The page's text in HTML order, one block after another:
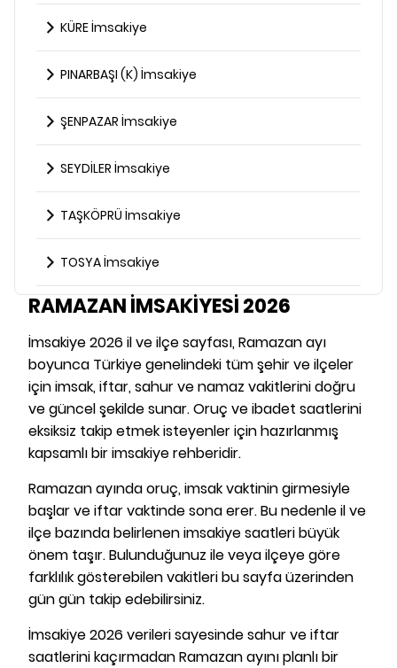
KÜRE İmsakiye
PINARBAŞI (K) İmsakiye
ŞENPAZAR İmsakiye
SEYDİLER İmsakiye
TAŞKÖPRÜ İmsakiye
TOSYA İmsakiye
RAMAZAN İMSAKİYESİ 2026
İmsakiye 2026 il ve ilçe sayfası, Ramazan ayı
boyunca Türkiye genelindeki tüm şehir ve ilçeler
için imsak, iftar, sahur ve namaz vakitlerini doğru
ve güncel şekilde sunar. Oruç ve ibadet saatlerini
eksiksiz takip etmek isteyenler için hazırlanmış
kapsamlı bir imsakiye rehberidir.
Ramazan ayında oruç, imsak vaktinin girmesiyle
başlar ve iftar vaktinde sona erer. Bu nedenle il ve
ilçe bazında belirlenen imsakiye saatleri büyük
önem taşır. Bulunduğunuz ile veya ilçeye göre
farklılık gösterebilen vakitleri bu sayfa üzerinden
gün gün takip edebilirsiniz.
İmsakiye 2026 verileri sayesinde sahur ve iftar
saatlerini kaçırmadan Ramazan ayını planlı bir